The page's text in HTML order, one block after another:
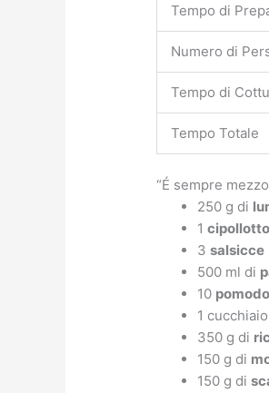
Tempo di
Numero di
Tempo di
Tempo Totale
“É sempre
250 g di
1cipollotto
3salsicce
500 ml di
10
1
350 g di
150 g di
150 g di